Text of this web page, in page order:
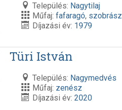
Település: Nagytilaj
Műfaj:fafaragó, szobrász
Díjazási év: 1979
Türi István
Település: Nagymedvés
Műfaj: zenész
Díjazási év:2020